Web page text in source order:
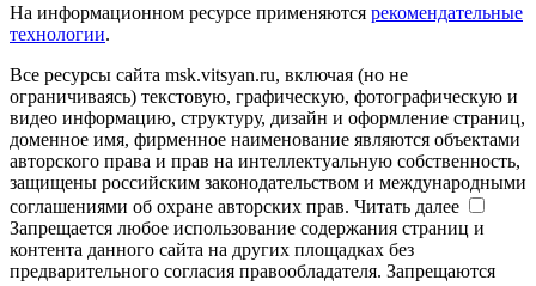
На информационном ресурсе применяются рекомендательные
технологии.
Все ресурсы сайта msk.vitsyan.ru, включая (но не
ограничиваясь) текстовую, графическую, фотографическую и
видео информацию, структуру, дизайн и оформление страниц,
доменное имя, фирменное наименование являются объектами
авторского права и прав на интеллектуальную собственность,
защищены российским законодательством и международными
соглашениями об охране авторских прав. Читать далее
Запрещается любое использование содержания страниц и
контента данного сайта на других площадках без
предварительного согласия правообладателя. Запрещаются